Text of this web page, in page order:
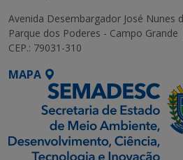
Avenida Desembargador José Nunes
Parque dos Poderes - Campo Grande
CEP.: 79031-310
MAPA